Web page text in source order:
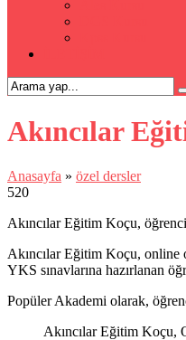
Akıncılar
Anasayfa » özel dersler
520
Akıncılar Eğitim Koçu,
Akıncılar Eğitim Koçu, online
YKS sınavlarına hazırlanan
Popüler Akademi olarak,
Akıncılar Eğitim Koçu,